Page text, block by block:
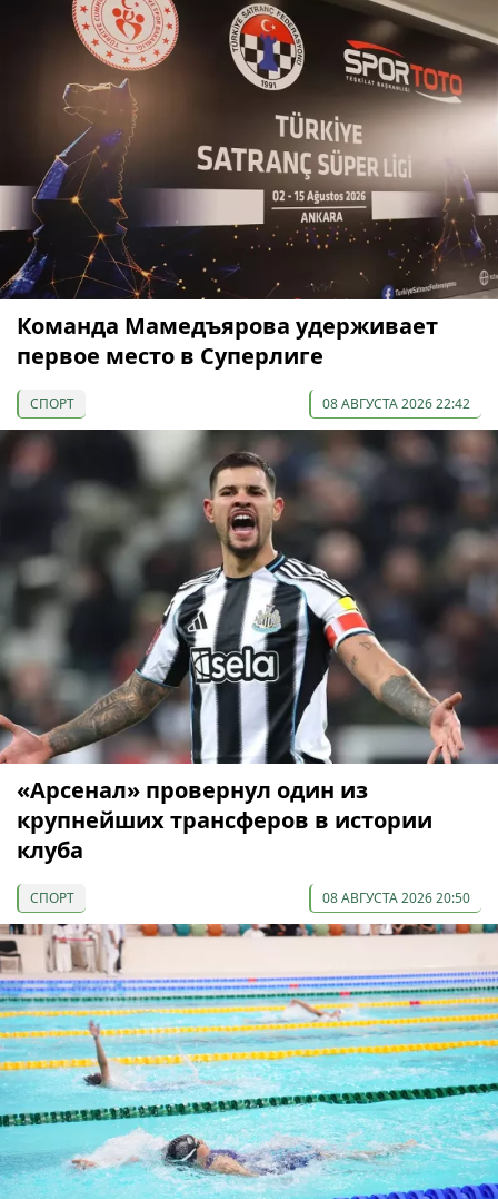
Команда Мамедъярова удерживает
первое место в Суперлиге
СПОРТ 08 АВГУСТА 2026 22:42
«Арсенал» провернул один из
крупнейших трансферов в истории
клуба
СПОРТ 08 АВГУСТА 2026 20:50